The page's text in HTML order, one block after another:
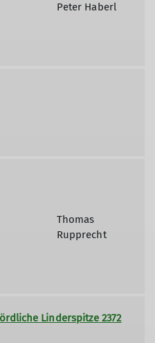
Peter Haberl
Thomas
Rupprecht
Linderspitze 2372